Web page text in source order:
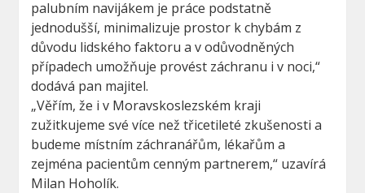
palubním navijákem je práce podstatně
jednodušší, minimalizuje prostor k chybám z
důvodu lidského faktoru a v odůvodněných
případech umožňuje provést záchranu i v noci,“
dodává pan majitel.
„Věřím, že i v Moravskoslezském kraji
zužitkujeme své více než třicetileté zkušenosti a
budeme místním záchranářům, lékařům a
zejména pacientům cenným partnerem,“ uzavírá
Milan Hoholík.